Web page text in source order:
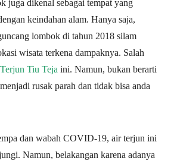
juga dikenal sebagai tempat yang
keindahan alam. Hanya saja,
lombok di tahun 2018 silam
wisata terkena dampaknya. Salah
Tiu Teja ini. Namun, bukan berarti
rusak parah dan tidak bisa anda
dan wabah COVID-19, air terjun ini
Namun, belakangan karena adanya